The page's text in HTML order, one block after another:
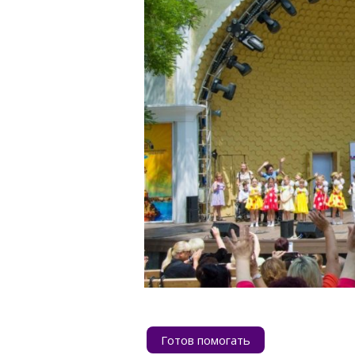
Готов помогать